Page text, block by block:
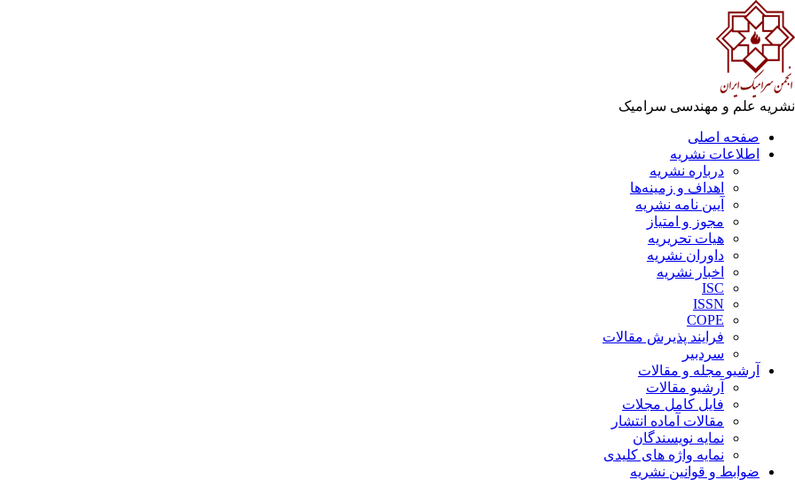
نشریه علم و مهندسی سرامیک
صفحه اصلی
اطلاعات نشریه
درباره نشریه
اهداف و زمینه‌ها
آیین نامه نشریه
مجوز و امتیاز
هیات تحریریه
داوران نشریه
اخبار نشریه
ISC
ISSN
COPE
فرایند پذیرش مقالات
سردبیر
آرشیو مجله و مقالات
آرشیو مقالات
فایل کامل مجلات
مقالات آماده انتشار
نمایه نویسندگان
نمایه واژه های کلیدی
ضوابط و قوانین نشریه